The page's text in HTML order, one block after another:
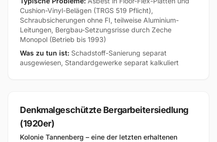
Cushion-Vinyl-Belägen (TRGS 519 Pflicht),
Schraubsicherungen ohne FI, teilweise Aluminium-
Leitungen, Bergbau-Setzungsrisse durch Zeche
Monopol (Betrieb bis 1993)
Was zu tun ist: Schadstoff-Sanierung separat
ausgewiesen, Standardgewerke separat kalkuliert
Denkmalgeschützte Bergarbeitersiedlung
(1920er)
Kolonie Tannenberg – eine der letzten erhaltenen